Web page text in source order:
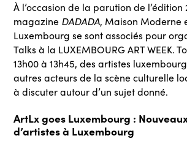
À l’occasion de la parution de l’édition
magazine DADADA, Maison Moderne
Luxembourg se sont associés pour
Talks à la LUXEMBOURG ART WEEK.
13h00 à 13h45, des artistes
autres acteurs de la scène culturelle
à discuter autour d’un sujet donné.
ArtLx goes Luxembourg :
d’artistes à Luxembourg